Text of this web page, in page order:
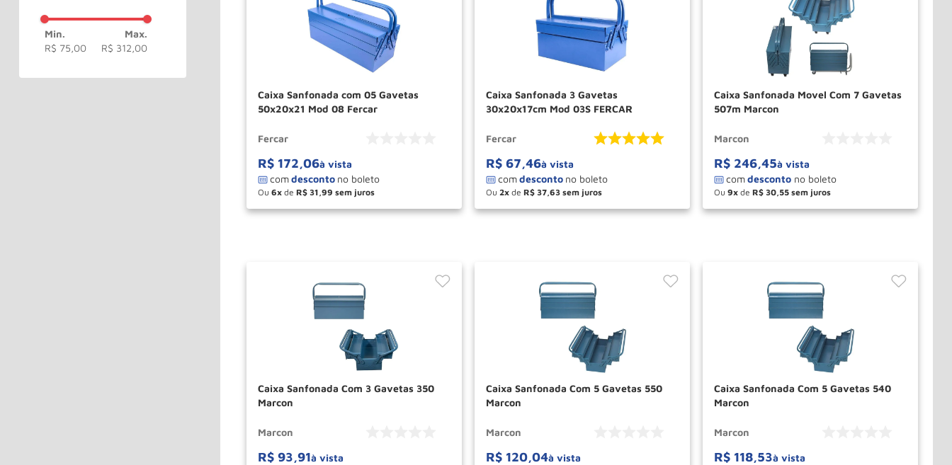
R$ 75,00 R$ 312,00
Caixa Sanfonada com 05 Gavetas
50x20x21 Mod 08 Fercar
Fercar
R$ 172,06à vista
Ou 6 de R$ 31 99
＋
－ COMPRAR
Caixa Sanfonada 3 Gavetas
30x20x17cm Mod 03S FERCAR
Fercar
R$ 67,46à vista
Ou 2 de R$ 37, 63
＋
－ COMPRAR
Caixa Sanfonada Movel Com 7 Gavetas
507m Marcon
Marcon
R$ 246,45à vista
Ou 9 de R$ 30, 55
＋
－ COMPRAR
Caixa Sanfonada Com 3 Gavetas 350
Marcon
Marcon
R$ 93,91à vista
Caixa Sanfonada Com 5 Gavetas 550
Marcon
Marcon
R$ 120,04à vista
Caixa Sanfonada Com 5 Gavetas 540
Marcon
Marcon
R$ 118,53à vista